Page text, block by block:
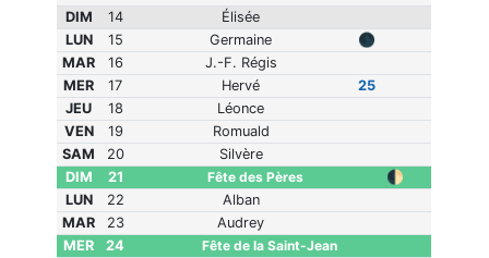
DIM
14
Élisée
LUN
15 Germaine
🌑
MAR
16
J.-F. Régis
MER
17 Hervé
25
JEU
18
Léonce
VEN
19
Romuald
SAM
20
Silvère
DIM
21 Fête des Pères
🌓
LUN
22
Alban
MAR
23
Audrey
MER
24
Fête de la Saint-Jean